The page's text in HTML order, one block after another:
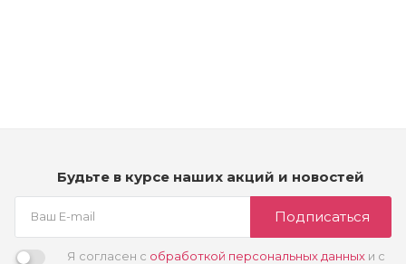
Будьте в курсе наших акций и новостей
Подписаться
Я согласен с обработкой персональных данныхи с